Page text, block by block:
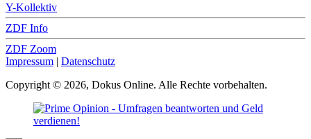
Y-Kollektiv
ZDF Info
ZDF Zoom
Impressum | Datenschutz
Copyright © 2026, Dokus Online. Alle Rechte vorbehalten.